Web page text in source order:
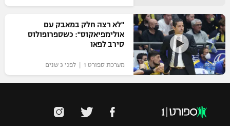
"לא רצה חלק במאבק עם
אולימפיאקוס": כשספרופולוס
סירב לפאו
מערכת ספורט 1 | לפני 3 שנים